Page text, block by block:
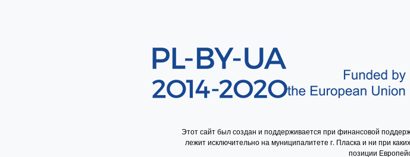
Этот сайт был создан и поддерживается при финансовой
лежит исключительно на муниципалитете г. Пласка и ни при
позиции